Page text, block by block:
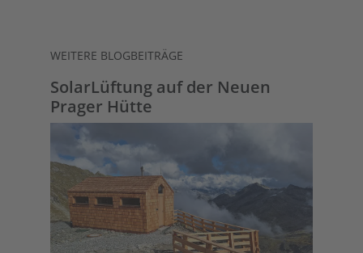
WEITERE BLOGBEITRÄGE
SolarLüftung auf der Neuen
Prager Hütte